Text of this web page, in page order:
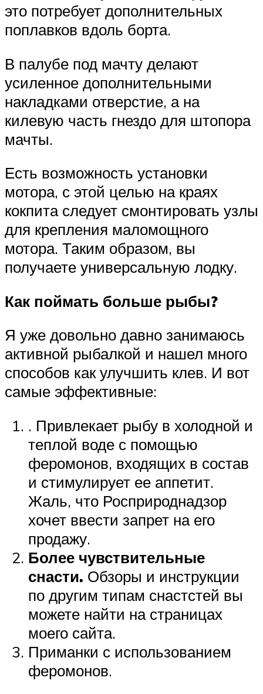
это потребует дополнительных
поплавков вдоль борта.
В палубе под мачту делают
усиленное дополнительными
накладками отверстие, а на
килевую часть гнездо для штопора
мачты.
Есть возможность установки
мотора, с этой целью на краях
кокпита следует смонтировать узлы
для крепления маломощного
мотора. Таким образом, вы
получаете универсальную лодку.
Как поймать больше рыбы?
Я уже довольно давно занимаюсь
активной рыбалкой и нашел много
способов как улучшить клев. И вот
самые эффективные:
. Привлекает рыбу в холодной и
теплой воде с помощью
феромонов, входящих в состав
и стимулирует ее аппетит.
Жаль, что Росприроднадзор
хочет ввести запрет на его
продажу.
Более чувствительные
снасти. Обзоры и инструкции
по другим типам снастстей вы
можете найти на страницах
моего сайта.
Приманки с использованием
феромонов.